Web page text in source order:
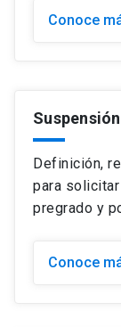
Conoce
Definición,
para
pregrado y
Conoce